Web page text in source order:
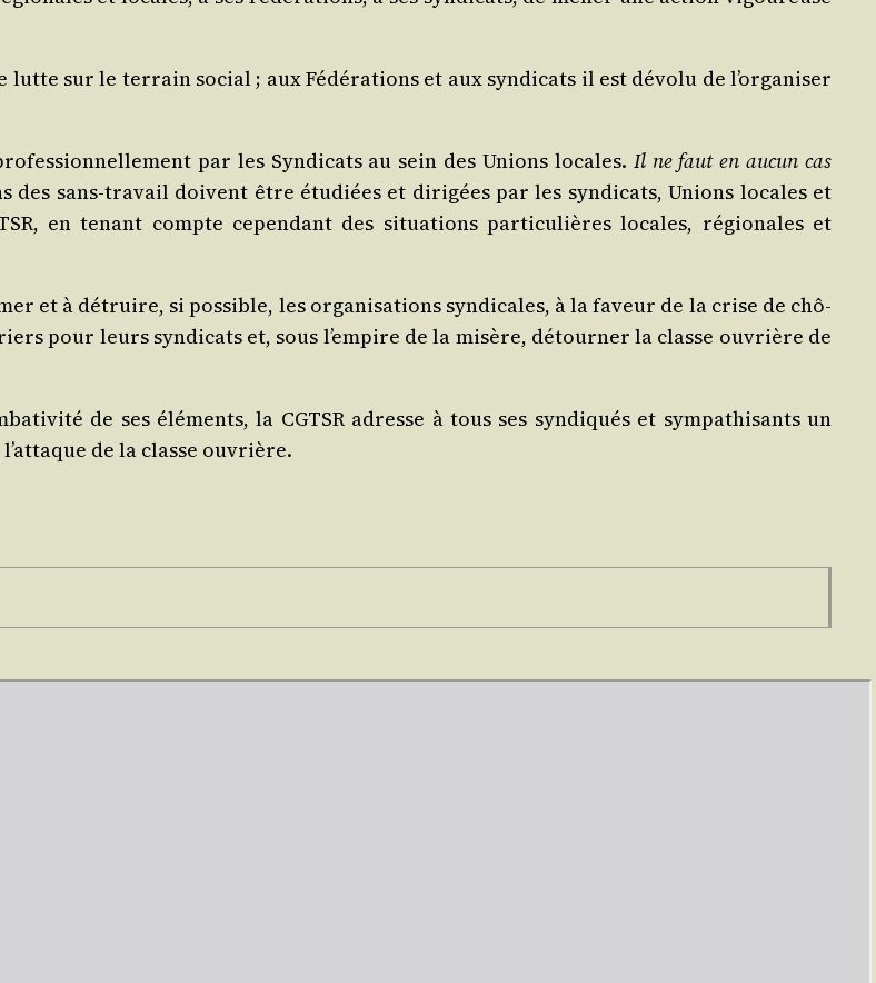
sur le ter­rain social ; aux Fédé­ra­tions et aux syn­di­cats il est dévo­lu de l’organiser
par les Syn­di­cats au sein des Unions locales. Il ne faut en aucun cas
des sans-tra­vail doivent être étu­diées et diri­gées par les syn­di­cats, Unions locales et
en tenant compte cepen­dant des situa­tions par­ti­cu­lières locales, régio­nales et
et à détruire, si pos­sible, les orga­ni­sa­tions syn­di­cales, à la faveur de la crise de chô­
pour leurs syn­di­cats et, sous l’empire de la misère, détour­ner la classe ouvrière de
de ses élé­ments, la CGTSR adresse à tous ses syn­di­qués et sym­pa­thi­sants un
de la classe ouvrière.